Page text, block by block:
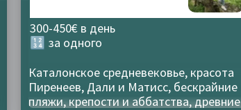
300-450€ в день
🔢 за одного
Каталонское средневековье, красота
Пиренеев, Дали и Матисс, бескрайние
пляжи, крепости и аббатства, древние